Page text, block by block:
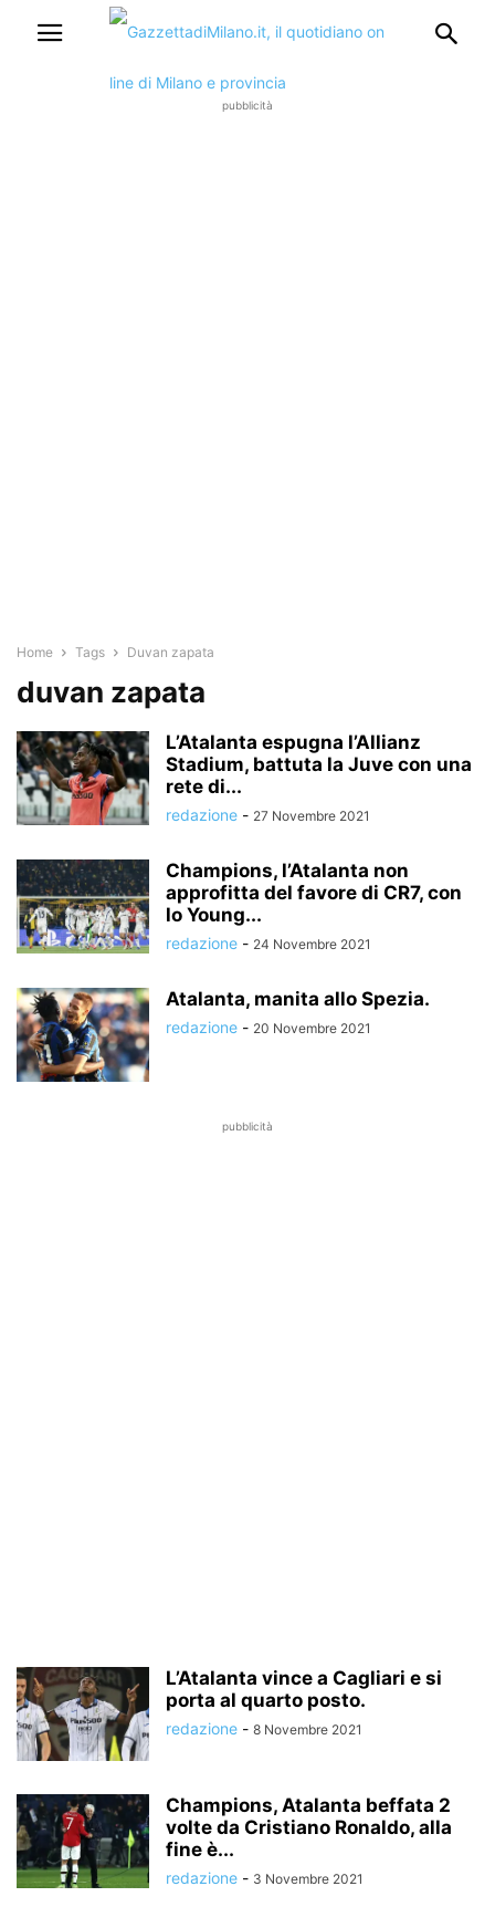
pubblicità
Home Tags Duvan zapata
duvan zapata
L’Atalanta espugna l’Allianz
Stadium, battuta la Juve con una
rete di...
redazione - 27 Novembre 2021
Champions, l’Atalanta non
approfitta del favore di CR7, con
lo Young...
redazione - 24 Novembre 2021
Atalanta, manita allo Spezia.
redazione - 20 Novembre 2021
pubblicità
L’Atalanta vince a Cagliari e si
porta al quarto posto.
redazione - 8 Novembre 2021
Champions, Atalanta beffata 2
volte da Cristiano Ronaldo, alla
fine è...
redazione - 3 Novembre 2021